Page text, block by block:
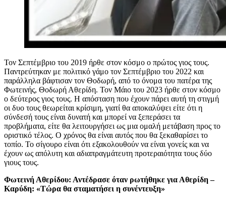
Τον Σεπτέμβριο του 2019 ήρθε στον κόσμο ο πρώτος γιος τους.
Παντρεύτηκαν με πολιτικό γάμο τον Σεπτέμβριο του 2022 και
παράλληλα βάφτισαν τον Θοδωρή, από το όνομα του πατέρα της
Φωτεινής, Θοδωρή Αθερίδη. Τον Μάιο του 2023 ήρθε στον κόσμο
ο δεύτερος γιος τους. Η απόσταση που έχουν πάρει αυτή τη στιγμή
οι δυο τους θεωρείται κρίσιμη, γιατί θα αποκαλύψει είτε ότι η
σύνδεσή τους είναι δυνατή και μπορεί να ξεπεράσει τα
προβλήματα, είτε θα λειτουργήσει ως μια ομαλή μετάβαση προς το
οριστικό τέλος. Ο χρόνος θα είναι αυτός που θα ξεκαθαρίσει το
τοπίο. Το σίγουρο είναι ότι εξακολουθούν να είναι γονείς και να
έχουν ως απόλυτη και αδιαπραγμάτευτη προτεραιότητα τους δύο
γιους τους.
Φωτεινή Αθερίδου: Αντέδρασε όταν ρωτήθηκε για Αθερίδη –
Καρύδη: «Τώρα θα σταματήσει η συνέντευξη»